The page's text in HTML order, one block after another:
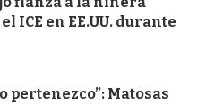
ICE en EE.UU. durante
pertenezco”: Matosas